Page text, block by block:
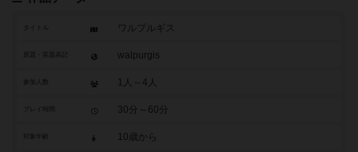
タイトル ワルプルギス
walpurgis
参加人数 1人～4人
30分～60分
10歳から